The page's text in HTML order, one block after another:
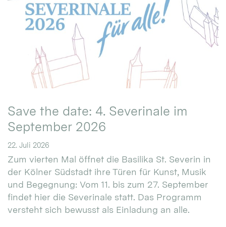
Save the date: 4. Severinale im
September 2026
22. Juli 2026
Zum vierten Mal öffnet die Basilika St. Severin in
der Kölner Südstadt ihre Türen für Kunst, Musik
und Begegnung: Vom 11. bis zum 27. September
findet hier die Severinale statt. Das Programm
versteht sich bewusst als Einladung an alle.